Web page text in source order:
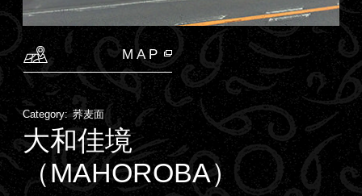
MAP
Category: 荞麦面
大和佳境
（MAHOROBA）